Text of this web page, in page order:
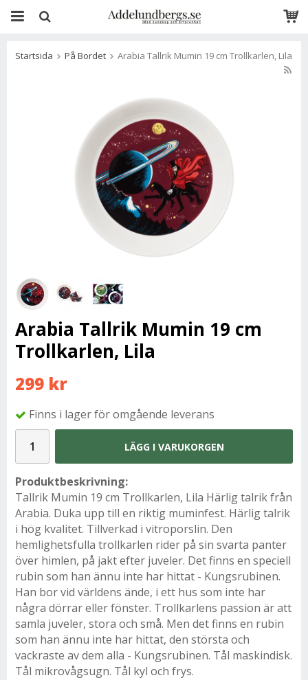
Startsida På Bordet Arabia Tallrik Mumin 19 cm Trollkarlen, Lila
Arabia Tallrik Mumin 19 cm
Trollkarlen, Lila
299 kr
Finns i lager för omgående leverans
LÄGG I VARUKORGEN
Produktbeskrivning:
Tallrik Mumin 19 cm Trollkarlen, Lila Härlig talrik från
Arabia. Duka upp till en riktig muminfest. Härlig talrik
i hög kvalitet. Tillverkad i vitroporslin. Den
hemlighetsfulla trollkarlen rider på sin svarta panter
över himlen, på jakt efter juveler. Det finns en speciell
rubin som han ännu inte har hittat - Kungsrubinen.
Han bor vid världens ände, i ett hus som inte har
några dörrar eller fönster. Trollkarlens passion är att
samla juveler, stora och små. Men det finns en rubin
som han ännu inte har hittat, den största och
vackraste av dem alla - Kungsrubinen. Tål maskindisk.
Tål mikrovågsugn. Tål kyl och frys.